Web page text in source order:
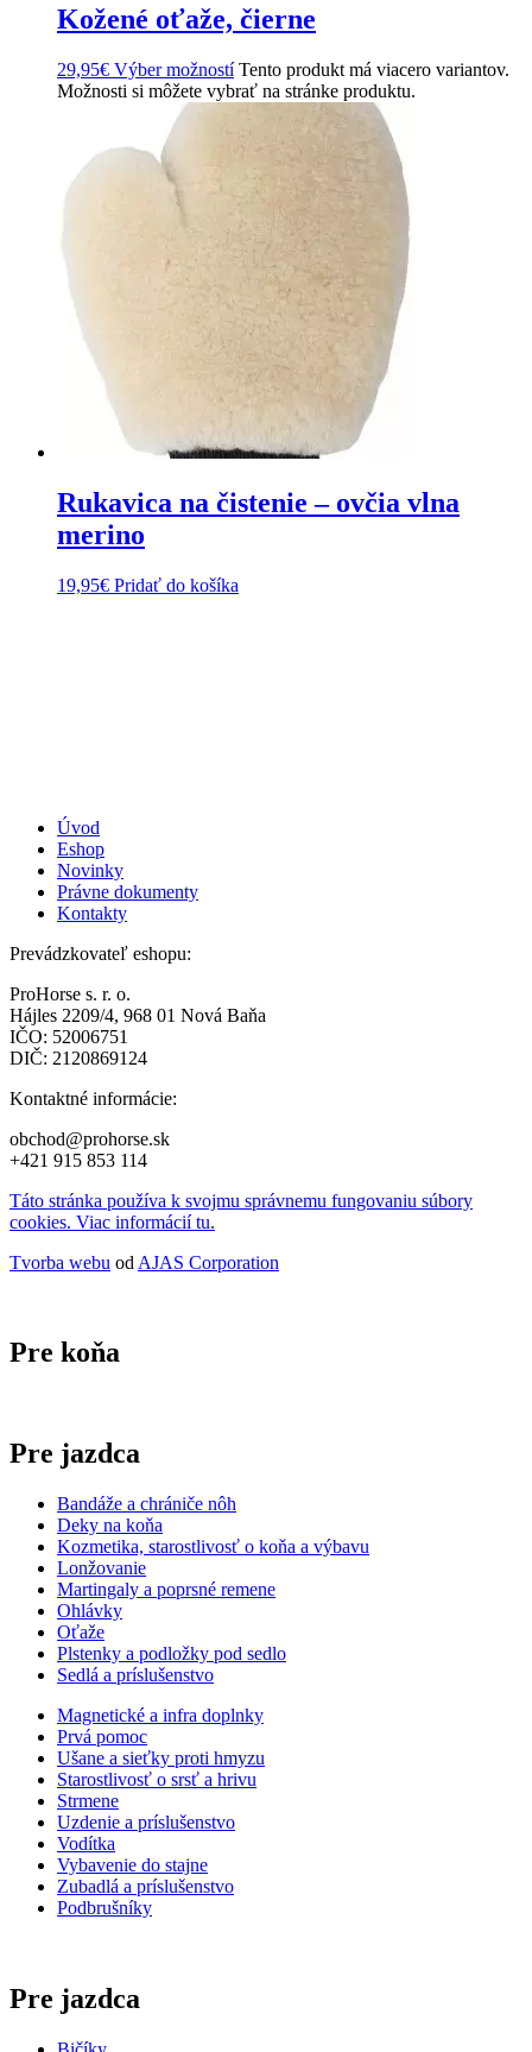
Kožené oťaže, čierne
29,95€ Výber možností Tento produkt má viacero variantov.
Možnosti si môžete vybrať na stránke produktu.
Rukavica na čistenie – ovčia vlna
merino
19,95€ Pridať do košíka
Úvod
Eshop
Novinky
Právne dokumenty
Kontakty
Prevádzkovateľ eshopu:
ProHorse s. r. o.
Hájles 2209/4, 968 01 Nová Baňa
IČO: 52006751
DIČ: 2120869124
Kontaktné informácie:
obchod@prohorse.sk
+421 915 853 114
Táto stránka používa k svojmu správnemu fungovaniu súbory
cookies. Viac informácií tu.
Tvorba webu od AJAS Corporation
Pre koňa
Pre jazdca
Bandáže a chrániče nôh
Deky na koňa
Kozmetika, starostlivosť o koňa a výbavu
Lonžovanie
Martingaly a poprsné remene
Ohlávky
Oťaže
Plstenky a podložky pod sedlo
Sedlá a príslušenstvo
Magnetické a infra doplnky
Prvá pomoc
Ušane a sieťky proti hmyzu
Starostlivosť o srsť a hrivu
Strmene
Uzdenie a príslušenstvo
Vodítka
Vybavenie do stajne
Zubadlá a príslušenstvo
Podbrušníky
Pre jazdca